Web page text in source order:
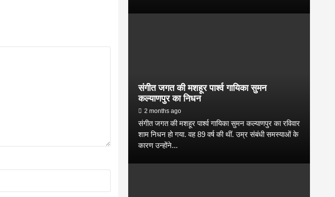
संगीत जगत की मशहूर पार्श्व गायिका सुमन
कल्याणपुर का निधन
2 months ago
संगीत जगत की मशहूर पार्श्व गायिका सुमन कल्याणपुर का रविवार
शाम निधन हो गया. वह 89 वर्ष की थीं. उम्र संबंधी समस्याओं के
कारण उन्होंने...